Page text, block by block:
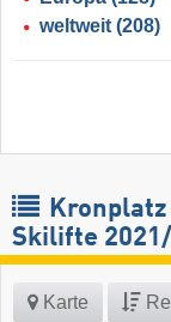
weltweit (208)
Skilifte
Karte